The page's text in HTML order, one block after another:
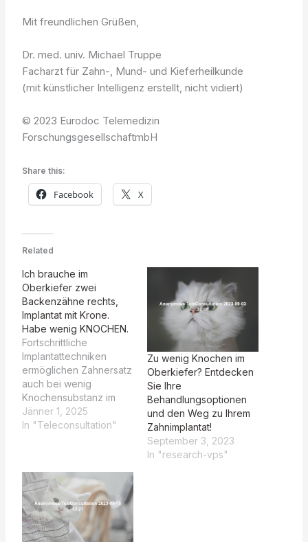
Mit freundlichen Grüßen,
Dr. med. univ. Michael Truppe
Facharzt für Zahn-, Mund- und Kieferheilkunde
(mit künstlicher Intelligenz erstellt, nicht vidiert)
© 2023 Eurodoc Telemedizin
ForschungsgesellschaftmbH
Share this:
Facebook X
Related
Ich brauche im
Oberkiefer zwei
Backenzähne rechts,
Implantat mit Krone.
Habe wenig KNOCHEN.
Fortschrittliche
Implantattechniken
ermöglichen Zahnersatz
auch bei wenig
Knochensubstanz im
Oberkiefer. So könnte
Ihr Erfahrungsbericht
fehlenden Knochens im
Oberkiefer, aber Dr.
Truppe hat mir mit
modernster
Technologie und einem
Jänner 1, 2025
In "Teleconsultation"
Zu wenig Knochen im
Oberkiefer? Entdecken
Sie Ihre
Behandlungsoptionen
und den Weg zu Ihrem
Zahnimplantat!
September 3, 2023
In "research-vps"